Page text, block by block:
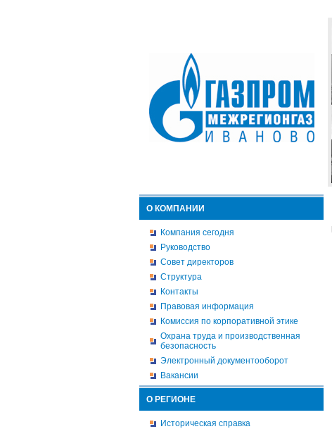
О КОМПАНИИ
Компания сегодня
Руководство
Совет директоров
Структура
Контакты
Правовая информация
Комиссия по корпоративной этике
Охрана труда и производственная
безопасность
Электронный документооборот
Вакансии
О РЕГИОНЕ
Историческая справка